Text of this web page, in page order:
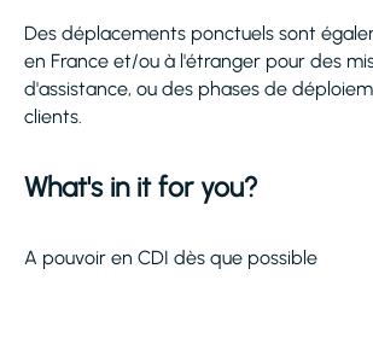
Des déplacements ponctuels sont
en France et/ou à l'étranger pour des
d'assistance, ou des phases de
clients.
What's in it for you?
A pouvoir en CDI dès que possible